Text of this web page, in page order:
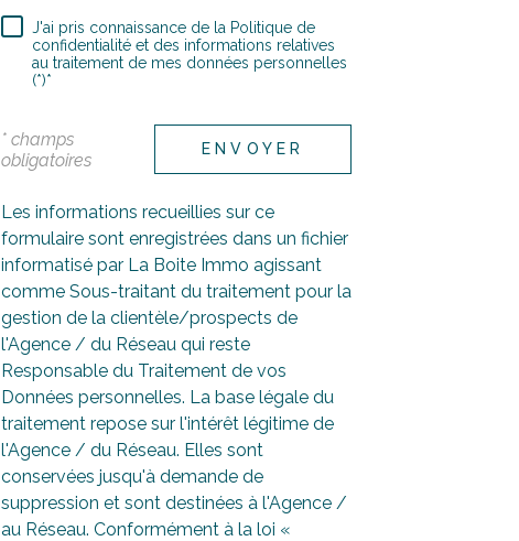
J'ai pris connaissance de la Politique de
confidentialité et des informations relatives
au traitement de mes données personnelles
(*)*
* champs
obligatoires
ENVOYER
Les informations recueillies sur ce
formulaire sont enregistrées dans un fichier
informatisé par La Boite Immo agissant
comme Sous-traitant du traitement pour la
gestion de la clientèle/prospects de
l'Agence / du Réseau qui reste
Responsable du Traitement de vos
Données personnelles. La base légale du
traitement repose sur l'intérêt légitime de
l'Agence / du Réseau. Elles sont
conservées jusqu'à demande de
suppression et sont destinées à l'Agence /
au Réseau. Conformément à la loi «